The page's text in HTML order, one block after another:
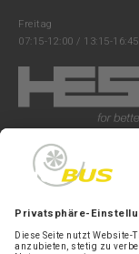
Freitag
07:15-12:00 / 13:15-16:45